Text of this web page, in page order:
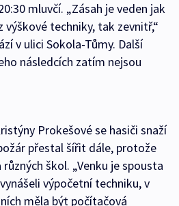
mluvčí. „Zásah je veden jak
výškové techniky, tak zevnitř,“
v ulici Sokola-Tůmy. Další
následcích zatím nejsou
Prokešové se hasiči snaží
přestal šířit dále, protože
škol. „Venku je spousta
výpočetní techniku, v
měla být počítačová